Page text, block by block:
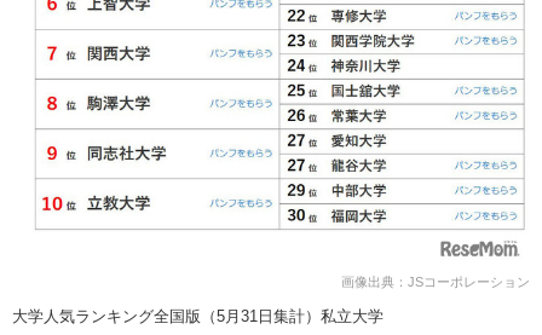
画像出典：JSコーポレーション
大学人気ランキング全国版（5月31日集計）私立大学